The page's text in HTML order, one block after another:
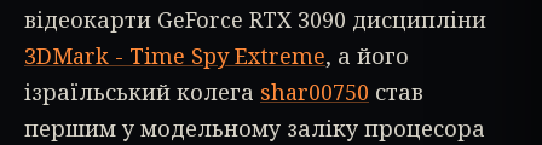
відеокарти GeForce RTX 3090 дисципліни
3DMark - Time Spy Extreme, а його
ізраїльський колега shar00750 став
першим у модельному заліку процесора